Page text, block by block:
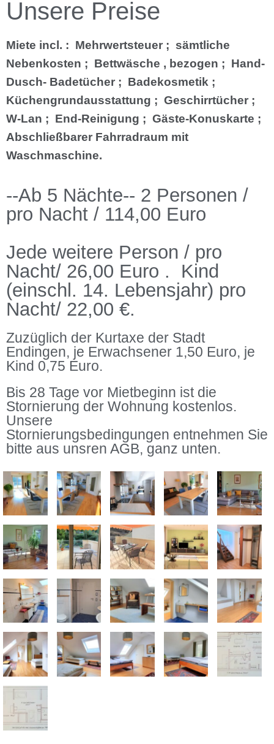
Unsere Preise
Miete incl. : Mehrwertsteuer ; sämtliche
Nebenkosten ; Bettwäsche , bezogen ; Hand-
Dusch- Badetücher ; Badekosmetik ;
Küchengrundausstattung ; Geschirrtücher ;
W-Lan ; End-Reinigung ; Gäste-Konuskarte ;
Abschließbarer Fahrradraum mit
Waschmaschine.
--Ab 5 Nächte-- 2 Personen /
pro Nacht / 114,00 Euro
Jede weitere Person / pro
Nacht/ 26,00 Euro . Kind
(einschl. 14. Lebensjahr) pro
Nacht/ 22,00 €.
Zuzüglich der Kurtaxe der Stadt
Endingen, je Erwachsener 1,50 Euro, je
Kind 0,75 Euro.
Bis 28 Tage vor Mietbeginn ist die
Stornierung der Wohnung kostenlos.
Unsere
Stornierungsbedingungen entnehmen Sie
bitte aus unsren AGB, ganz unten.